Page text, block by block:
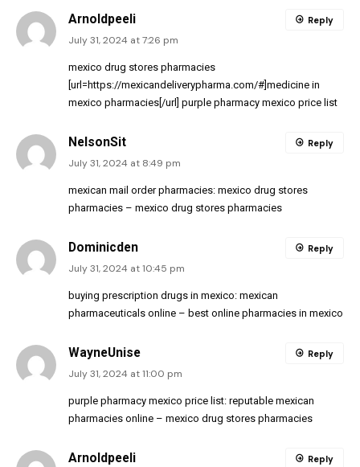
Arnoldpeeli
July 31, 2024 at 7:26 pm
mexico drug stores pharmacies
[url=https://mexicandeliverypharma.com/#]medicine in
mexico pharmacies[/url] purple pharmacy mexico price list
Reply
NelsonSit
July 31, 2024 at 8:49 pm
mexican mail order pharmacies: mexico drug stores
pharmacies – mexico drug stores pharmacies
Reply
Dominicden
July 31, 2024 at 10:45 pm
buying prescription drugs in mexico: mexican
pharmaceuticals online – best online pharmacies in mexico
Reply
WayneUnise
July 31, 2024 at 11:00 pm
purple pharmacy mexico price list: reputable mexican
pharmacies online – mexico drug stores pharmacies
Reply
Arnoldpeeli Reply